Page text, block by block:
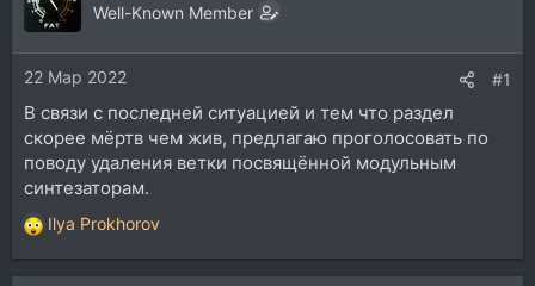
Well-Known Member
22 Мар 2022 #1
В связи с последней ситуацией и тем что раздел
скорее мёртв чем жив, предлагаю проголосовать по
поводу удаления ветки посвящённой модульным
синтезаторам.
Р
е
а
Ilya Prokhorov